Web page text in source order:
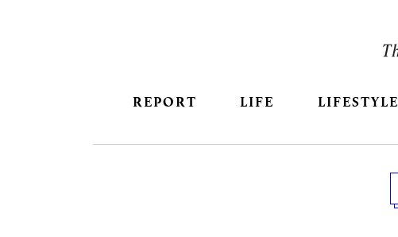
REPORT LIFE LIFESTYLE